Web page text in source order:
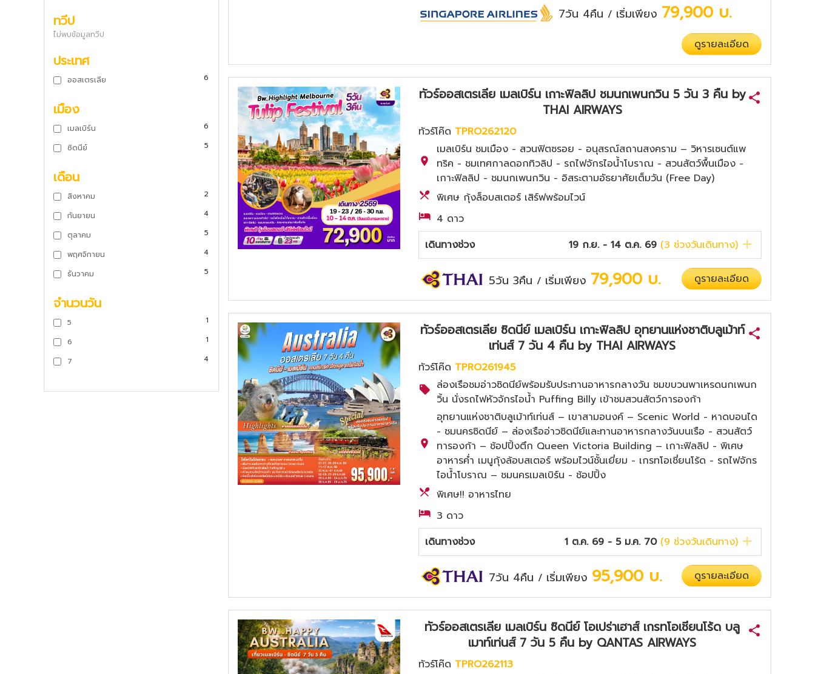
ทวีป
ไม่พบข้อมูลทวีป
ประเทศ
ออสเตรเลีย 6
เมือง
เมลเบิร์น
6
ซิดนีย์
5
เดือน
สิงหาคม
2
กันยายน
4
ตุลาคม
5
พฤศจิกายน
4
ธันวาคม
5
จำนวนวัน
5
1
6
1
7
4
7วัน 4คืน / เริ่มเพียง 79,900 บ.
ดูรายละเอียด
ทัวร์ออสเตรเลีย เมลเบิร์น เกาะฟิลลิป ชมนกเพนกวิน 5 วัน 3 คืน by
THAI AIRWAYS
ทัวร์โค๊ด TPRO262120
เมลเบิร์น ชมเมือง - สวนฟิตซรอย - อนุสรณ์สถานสงคราม – วิหารเซนต์แพ
ทริค - ชมเทศกาลดอกทิวลิป - รถไฟจักรไอน้ำโบราณ - สวนสัตว์พื้นเมือง -
เกาะฟิลลิป - ชมนกเพนกวิน - อิสระตามอัธยาศัยเต็มวัน (Free Day)
พิเศษ กุ้งล็อบสเตอร์ เสิร์ฟพร้อมไวน์
4 ดาว
เดินทางช่วง
19 ก.ย. - 14 ต.ค. 69 (3 ช่วงวันเดินทาง)
5วัน 3คืน / เริ่มเพียง 79,900 บ. ดูรายละเอียด
ทัวร์ออสเตรเลีย ซิดนีย์ เมลเบิร์น เกาะฟิลลิป อุทยานแห่งชาติบลูเม้าท์
เท่นส์ 7 วัน 4 คืน by THAI AIRWAYS
ทัวร์โค๊ด TPRO261945
ล่องเรือชมอ่าวซิดนีย์พร้อมรับประทานอาหารกลางวัน ชมขบวนพาเหรดนกเพนก
วิ้น นั่งรถไฟหัวจักรไอน้ำ Puffing Billy เข้าชมสวนสัตว์การองก้า
อุทยานแห่งชาติบลูเม้าท์เท่นส์ – เขาสามอนงค์ – Scenic World - หาดบอนได
- ชมนครซิดนีย์ – ล่องเรืออ่าวซิดนีย์และทานอาหารกลางวันบนเรือ - สวนสัตว์
ทารองก้า – ช้อปปิ้งตึก Queen Victoria Building – เกาะฟิลลิป - พิเศษ
อาหารค่ำ เมนูกุ้งล้อบสเตอร์ พร้อมไวน์ชั้นเยี่ยม - เกรทโอเชี่ยนโร้ด - รถไฟจักร
ไอน้ำโบราณ – ชมนครเมลเบิร์น - ช้อปปิ้ง
พิเศษ!! อาหารไทย
3 ดาว
เดินทางช่วง
1 ต.ค. 69 - 5 ม.ค. 70 (9 ช่วงวันเดินทาง)
7วัน 4คืน / เริ่มเพียง 95,900 บ. ดูรายละเอียด
ทัวร์ออสเตรเลีย เมลเบิร์น ซิดนีย์ โอเปร่าเฮาส์ เกรทโอเชียนโร้ด บลู
เมาท์เท่นส์ 7 วัน 5 คืน by QANTAS AIRWAYS
ทัวร์โค๊ด TPRO262113